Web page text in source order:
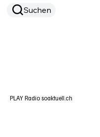
Suchen
PLAY Radio soaktuell.ch